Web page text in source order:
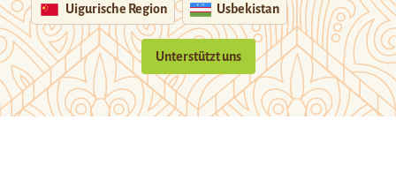
Uigurische Region Usbekistan
Unterstützt uns